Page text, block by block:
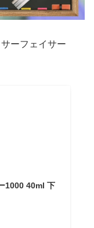
ーフェイサー
1000 40ml 下